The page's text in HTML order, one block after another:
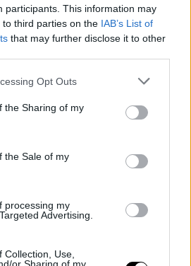
participants. This information may
third parties on the IAB’s List of
that may further disclose it to other
Opt Outs
the Sharing of my
the Sale of my
processing my
Advertising.
Use,